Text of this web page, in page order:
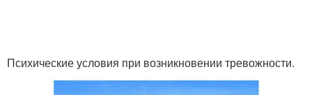
Психические условия при возникновении тревожности.